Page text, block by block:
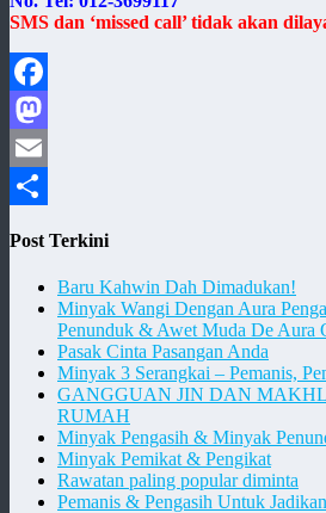
SMS dan ‘missed call’ tidak akan
Facebook
Mastodon
Email
Post Terkini
Baru Kahwin Dah Dimadukan!
Minyak Wangi Dengan Aura
Penunduk & Awet Muda De Aura
Pasak Cinta Pasangan Anda
Minyak 3 Serangkai – Pemanis,
GANGGUAN JIN DAN
RUMAH
Minyak Pengasih & Minyak
Minyak Pemikat & Pengikat
Rawatan paling popular diminta
Pemanis & Pengasih Untuk